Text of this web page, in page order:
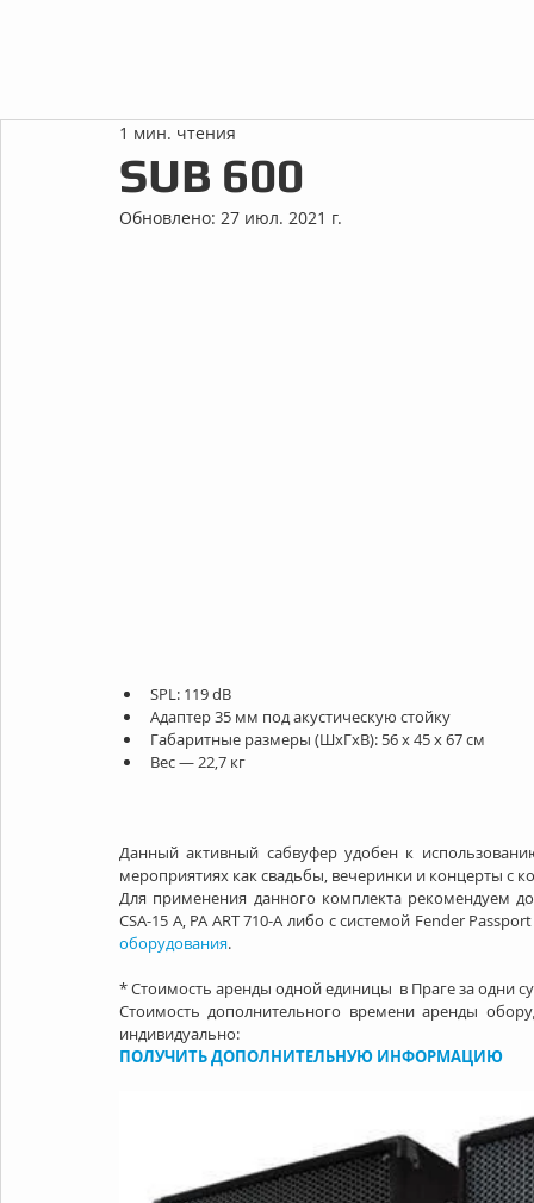
SUB 600
1 мин. чтения
Обновлено: 27 июл. 2021 г.
SPL: 119 dB
Адаптер 35 мм под акустическую стойку
Габаритные размеры (ШхГхВ): 56 x 45 x 67 см
Вес — 22,7 кг
Данный активный сабвуфер удобен к
мероприятиях как свадьбы, вечеринки и концерты с
Для применения данного комплекта рекомендуем
CSA-15 A, PA ART 710-A либо с системой Fender
оборудования.
* Стоимость аренды одной единицы  в Праге за одни
Стоимость дополнительного времени аренды
индивидуально:
ПОЛУЧИТЬ ДОПОЛНИТЕЛЬНУЮ ИНФОРМАЦИЮ